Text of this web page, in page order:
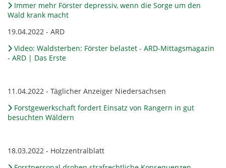
Immer mehr Förster depressiv, wenn die Sorge um den
Wald krank macht
19.04.2022 - ARD
Video: Waldsterben: Förster belastet - ARD-Mittagsmagazin
- ARD | Das Erste
11.04.2022 - Täglicher Anzeiger Niedersachsen
Forstgewerkschaft fordert Einsatz von Rangern in gut
besuchten Wäldern
18.03.2022 - Holzzentralblatt